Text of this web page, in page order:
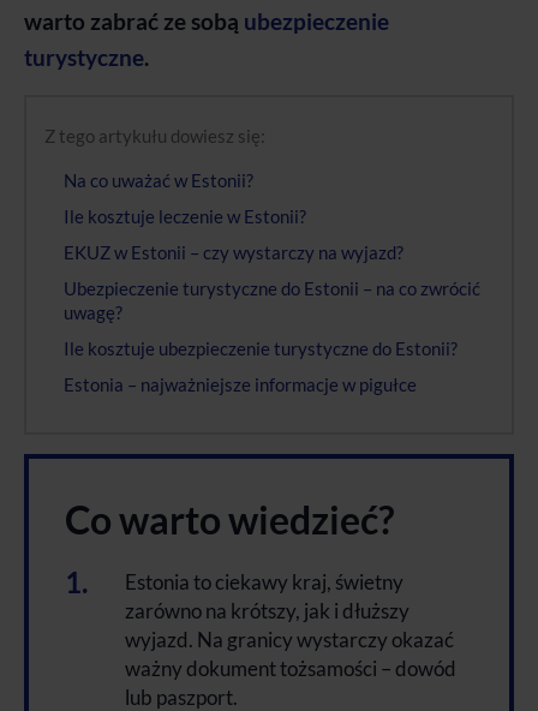
warto zabrać ze sobą ubezpieczenie
turystyczne.
Co warto wiedzieć?
Estonia to ciekawy kraj, świetny
zarówno na krótszy, jak i dłuższy
wyjazd. Na granicy wystarczy okazać
ważny dokument tożsamości – dowód
lub paszport.
Z tego artykułu dowiesz się:
Na co uważać w Estonii?
Ile kosztuje leczenie w Estonii?
EKUZ w Estonii – czy wystarczy na wyjazd?
Ubezpieczenie turystyczne do Estonii – na co zwrócić
uwagę?
Ile kosztuje ubezpieczenie turystyczne do Estonii?
Estonia – najważniejsze informacje w pigułce